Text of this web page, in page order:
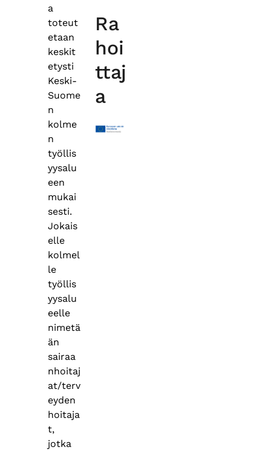
a
toteut
etaan
keskit
etysti
Keski-
Suome
n
kolme
n
työllis
yysalu
een
mukai
sesti.
Jokais
elle
kolmel
le
työllis
yysalu
eelle
nimetä
än
sairaa
nhoitaj
at/terv
eyden
hoitaja
t,
jotka
Ra
hoi
ttaj
a